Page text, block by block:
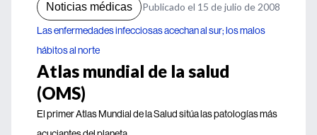
Noticias médicas Publicado el 15 de julio de 2008
Las enfermedades infecciosas acechan al sur; los malos
hábitos al norte
Atlas mundial de la salud
(OMS)
El primer Atlas Mundial de la Salud sitúa las patologías más